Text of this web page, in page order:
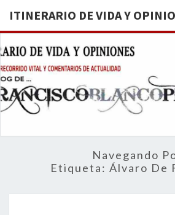
ITINERARIO DE VIDA Y
Navegando
Etiqueta: Álvaro De